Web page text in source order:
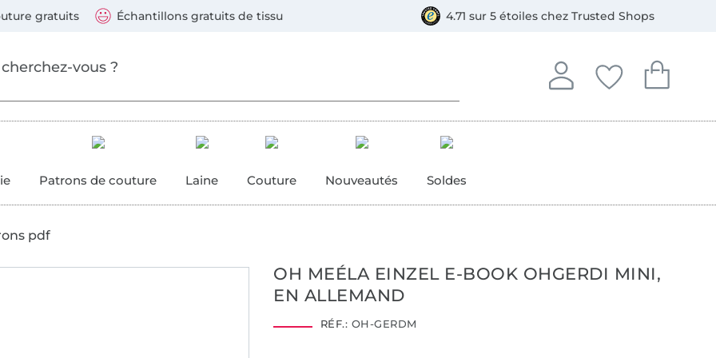
gratuits Échantillons gratuits de tissu 4.71 sur 5 étoiles chez Trusted Shops
Se connecter
Se connecter à votre
Mes favoris
Vous avez
Mon
Vous avez
Patrons de couture Laine Couture Nouveautés Soldes
pdf
OH MEÉLA EINZEL E-BOOK OHGERDI MINI,
EN ALLEMAND
RÉF.: OH-GERDM
suivants : Visa, Mastercard, Carte bleue, PayPal, Virement, Bancontact